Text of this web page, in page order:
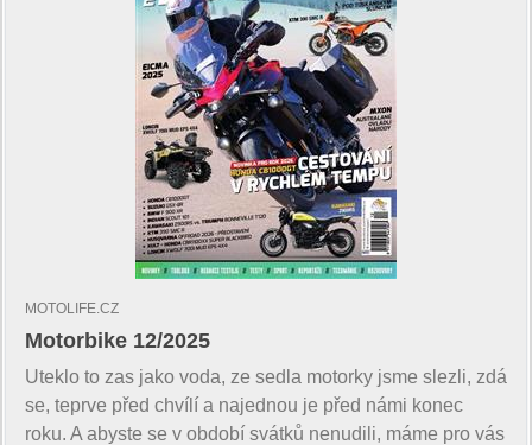
MOTOLIFE.CZ
Motorbike 12/2025
Uteklo to zas jako voda, ze sedla motorky jsme slezli, zdá
se, teprve před chvílí a najednou je před námi konec
roku. A abyste se v období svátků nenudili, máme pro vás